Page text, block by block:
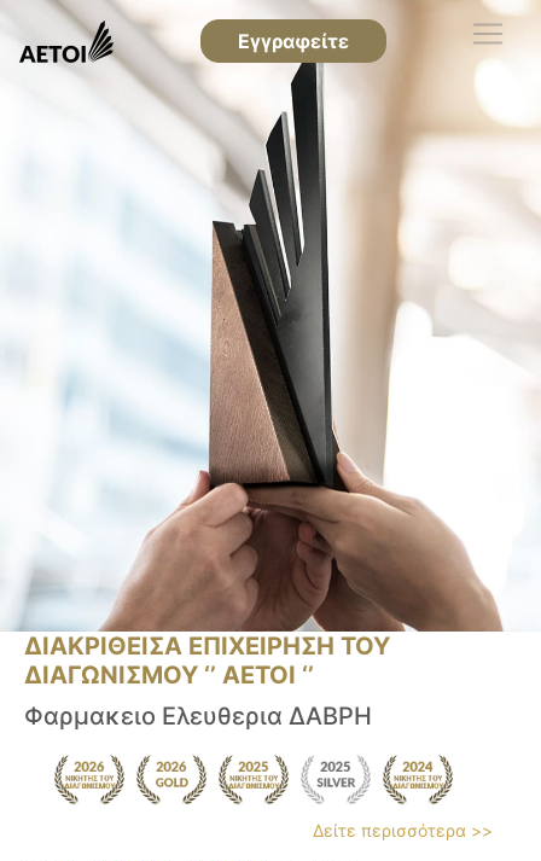
Εγγραφείτε
ΔΙΑΚΡΙΘΕΙΣΑ ΕΠΙΧΕΙΡΗΣΗ ΤΟΥ
ΔΙΑΓΩΝΙΣΜΟΥ ‘’ ΑΕΤΟΙ ‘’
Φαρμακειο Ελευθερια ΔΑΒΡΗ
Δείτε περισσότερα >>